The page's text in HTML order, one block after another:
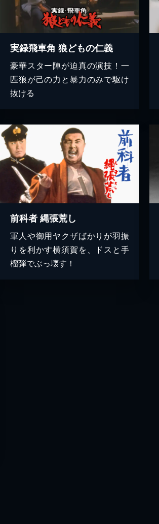
実録飛車角 狼どもの仁義
豪華スター陣が迫真の演技！一
匹狼が己の力と暴力のみで駆け
抜ける
前科者 縄張荒し
軍人や御用ヤクザばかりが羽振
りを利かす横須賀を、ドスと手
榴弾でぶっ壊す！